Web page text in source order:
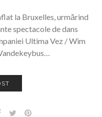
la Bruxelles, urmărind
spectacole de dans
Ultima Vez / Wim